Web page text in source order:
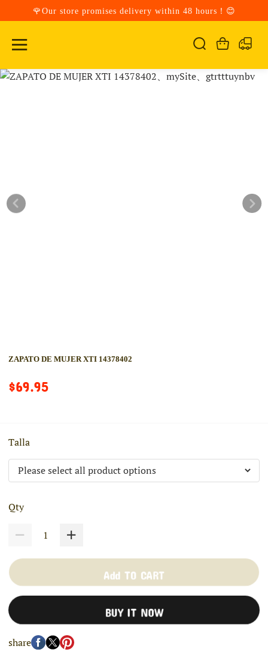
🌹Our store promises delivery within 48 hours！😊
ZAPATO DE MUJER XTI 14378402
$69.95
Talla
Qty
Add TO CART
BUY IT NOW
share